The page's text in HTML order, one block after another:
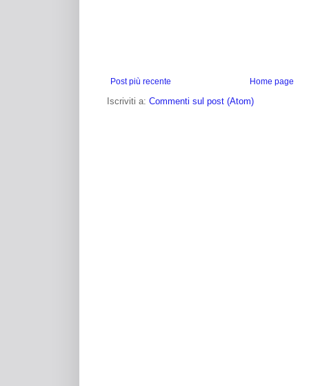
Post più recente Home page
Iscriviti a: Commenti sul post (Atom)